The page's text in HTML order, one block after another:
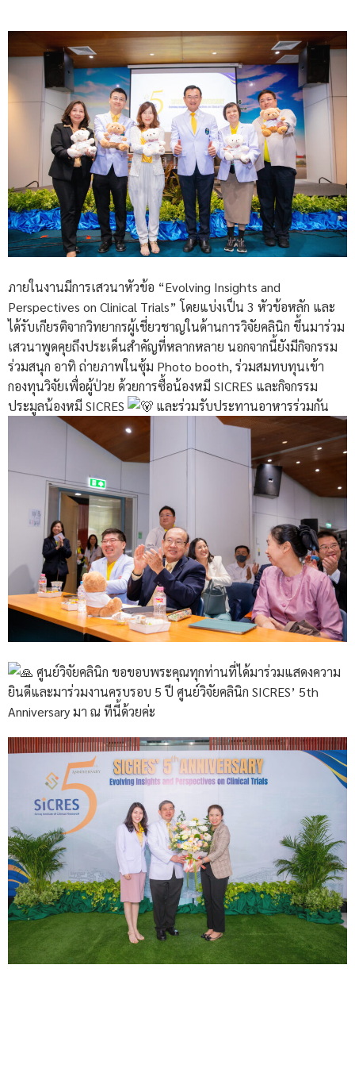
ภายในงานมีการเสวนาหัวข้อ “Evolving Insights and
Perspectives on Clinical Trials” โดยแบ่งเป็น 3 หัวข้อหลัก และ
ได้รับเกียรติจากวิทยากรผู้เชี่ยวชาญในด้านการวิจัยคลินิก ขึ้นมาร่วม
เสวนาพูดคุยถึงประเด็นสำคัญที่หลากหลาย นอกจากนี้ยังมีกิจกรรม
ร่วมสนุก อาทิ ถ่ายภาพในซุ้ม Photo booth, ร่วมสมทบทุนเข้า
กองทุนวิจัยเพื่อผู้ป่วย ด้วยการซื้อน้องหมี SICRES และกิจกรรม
ประมูลน้องหมี SICRES
และร่วมรับประทานอาหารร่วมกัน
ศูนย์วิจัยคลินิก ขอขอบพระคุณทุกท่านที่ได้มาร่วมแสดงความ
ยินดีและมาร่วมงานครบรอบ 5 ปี ศูนย์วิจัยคลินิก SICRES’ 5th
Anniversary มา ณ ทีนี้ด้วยค่ะ